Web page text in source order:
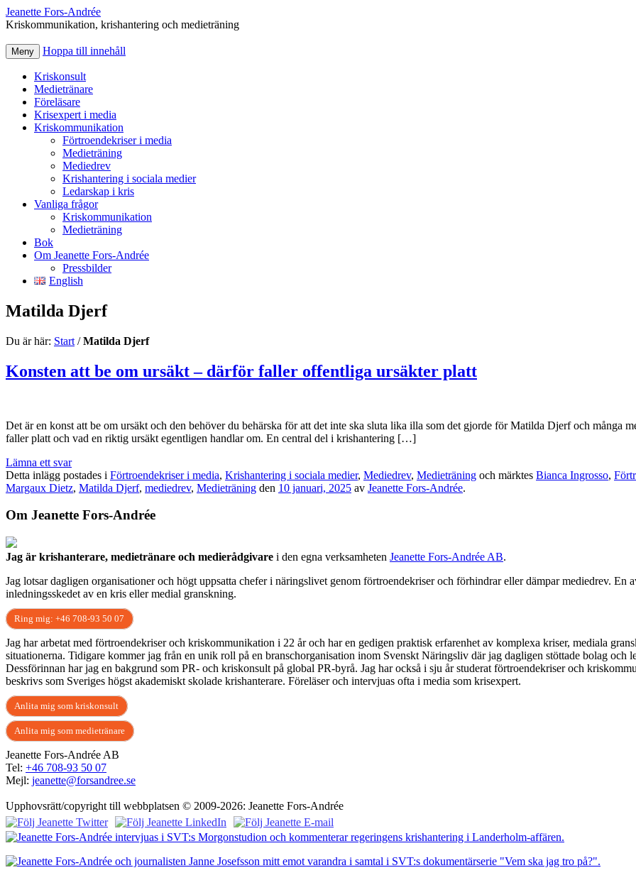
Jeanette Fors‑Andrée
Kriskommunikation, krishantering och medieträning
Meny Hoppa till innehåll
Kriskonsult
Medietränare
Föreläsare
Krisexpert i media
Kriskommunikation
Förtroendekriser i media
Medieträning
Mediedrev
Krishantering i sociala medier
Ledarskap i kris
Vanliga frågor
Kriskommunikation
Medieträning
Bok
Om Jeanette Fors-Andrée
Pressbilder
English
Matilda Djerf
Du är här: Start /Matilda Djerf
Konsten att be om ursäkt – därför faller offentliga ursäkter platt
Det är en konst att be om ursäkt och den behöver du behärska för att det inte ska sluta lika illa som det gjorde för Matilda Djerf och många
faller platt och vad en riktig ursäkt egentligen handlar om. En central del i krishantering […]
Lämna ett svar
Detta inlägg postades i Förtroendekriser i media, Krishantering i sociala medier, Mediedrev, Medieträning och märktes Bianca Ingrosso,
Margaux Dietz, Matilda Djerf, mediedrev, Medieträning den 10 januari, 2025 av Jeanette Fors-Andrée.
Om Jeanette Fors-Andrée
Jag är krishanterare, medietränare och medierådgivare i den egna verksamheten Jeanette Fors-Andrée AB.
Jag lotsar dagligen organisationer och högt uppsatta chefer i näringslivet genom förtroendekriser och förhindrar eller dämpar mediedrev. En
inledningsskedet av en kris eller medial granskning.
Ring mig: +46 708-93 50 07
Jag har arbetat med förtroendekriser och kriskommunikation i 22 år och har en gedigen praktisk erfarenhet av komplexa kriser, mediala
situationerna. Tidigare kommer jag från en unik roll på en branschorganisation inom Svenskt Näringsliv där jag dagligen stöttade bolag och
Dessförinnan har jag en bakgrund som PR- och kriskonsult på global PR-byrå. Jag har också i sju år studerat förtroendekriser och
beskrivs som Sveriges högst akademiskt skolade krishanterare. Föreläser och intervjuas ofta i media som krisexpert.
Anlita mig som kriskonsult
Anlita mig som medietränare
Jeanette Fors-Andrée AB
Tel: +46 708-93 50 07
Mejl: jeanette@forsandree.se
Upphovsrätt/copyright till webbplatsen © 2009-2026: Jeanette Fors-Andrée